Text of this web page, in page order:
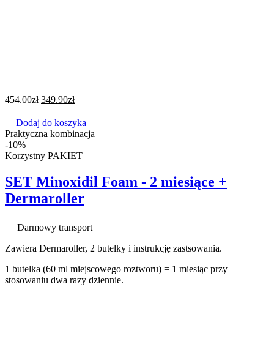
454.00zł 349.90zł
Dodaj do koszyka
Praktyczna kombinacja
-10%
Korzystny PAKIET
SET Minoxidil Foam - 2 miesiące +
Dermaroller
Darmowy transport
Zawiera Dermaroller, 2 butelky i instrukcję zastsowania.
1 butelka (60 ml miejscowego roztworu) = 1 miesiąc przy
stosowaniu dwa razy dziennie.